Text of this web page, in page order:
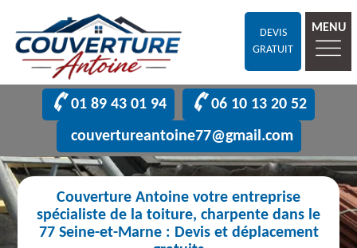
DEVIS
GRATUIT
MENU
01 89 43 01 94
06 10 13 20 52
couvertureantoine77@gmail.com
Couverture Antoine votre entreprise
spécialiste de la toiture, charpente dans le
77 Seine-et-Marne : Devis et déplacement